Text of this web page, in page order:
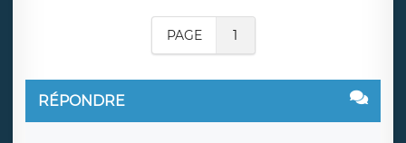
PAGE 1
RÉPONDRE